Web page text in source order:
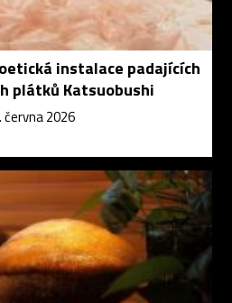
instalace padajících
plátků Katsuobushi
června 2026